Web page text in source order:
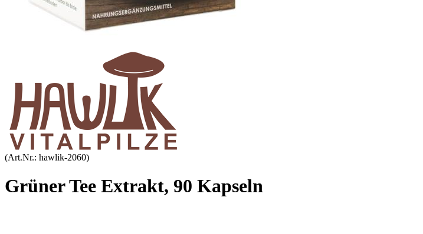
(Art.Nr.: hawlik-2060)
Grüner Tee Extrakt, 90 Kapseln